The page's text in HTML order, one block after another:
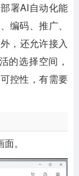
署AI自动化能
编码、推广、
，还允许接入
的选择空间，
控性，有需要
。